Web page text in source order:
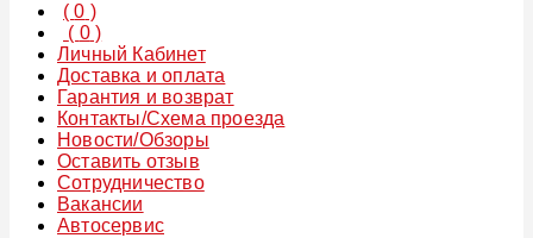
(0 )
( 0)
Личный Кабинет
Доставка и оплата
Гарантия и возврат
Контакты/Схема проезда
Новости/Обзоры
Оставить отзыв
Сотрудничество
Вакансии
Автосервис